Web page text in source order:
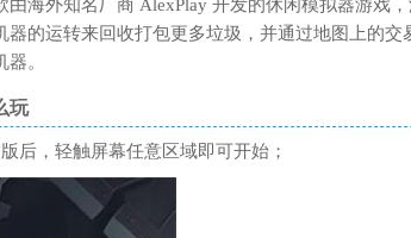
由海外知名厂商 AlexPlay 开发的休闲模拟器游戏
器的运转来回收打包更多垃圾，并通过地图上的
。
玩
后，轻触屏幕任意区域即可开始；